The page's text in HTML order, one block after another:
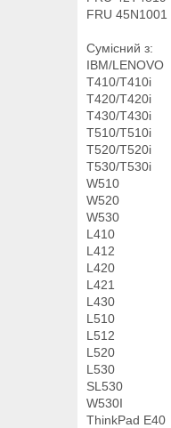
FRU 45N1001
Сумісний з:
IBM/LENOVO
T410/T410i
T420/T420i
T430/T430i
T510/T510i
T520/T520i
T530/T530i
W510
W520
W530
L410
L412
L420
L421
L430
L510
L512
L520
L530
SL530
W530I
ThinkPad E40